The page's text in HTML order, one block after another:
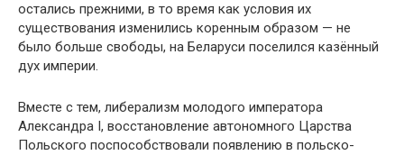
остались прежними, в то время как условия их
существования изменились коренным образом — не
было больше свободы, на Беларуси поселился казённый
дух империи.
Вместе с тем, либерализм молодого императора
Александра I, восстановление автономного Царства
Польского поспособствовали появлению в польско-